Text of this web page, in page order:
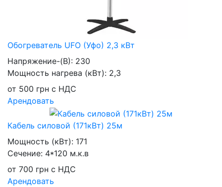
Обогреватель UFO (Уфо) 2,3 кВт
Напряжение-(В): 230
Мощность нагрева (кВт): 2,3
от 500 грн с НДС
Арендовать
Кабель силовой (171кВт) 25м
Мощность (кВт): 171
Сечение: 4*120 м.к.в
от 700 грн с НДС
Арендовать